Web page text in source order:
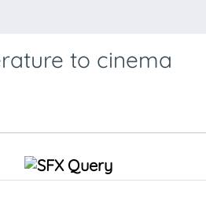
to cinema